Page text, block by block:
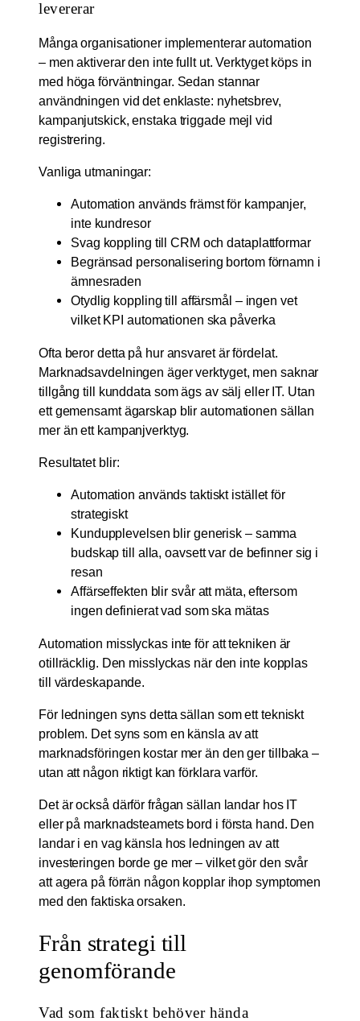
levererar
Många organisationer implementerar automation
– men aktiverar den inte fullt ut. Verktyget köps in
med höga förväntningar. Sedan stannar
användningen vid det enklaste: nyhetsbrev,
kampanjutskick, enstaka triggade mejl vid
registrering.
Vanliga utmaningar:
Automation används främst för kampanjer,
inte kundresor
Svag koppling till CRM och dataplattformar
Begränsad personalisering bortom förnamn i
ämnesraden
Otydlig koppling till affärsmål – ingen vet
vilket KPI automationen ska påverka
Ofta beror detta på hur ansvaret är fördelat.
Marknadsavdelningen äger verktyget, men saknar
tillgång till kunddata som ägs av sälj eller IT. Utan
ett gemensamt ägarskap blir automationen sällan
mer än ett kampanjverktyg.
Resultatet blir:
Automation används taktiskt istället för
strategiskt
Kundupplevelsen blir generisk – samma
budskap till alla, oavsett var de befinner sig i
resan
Affärseffekten blir svår att mäta, eftersom
ingen definierat vad som ska mätas
Automation misslyckas inte för att tekniken är
otillräcklig. Den misslyckas när den inte kopplas
till värdeskapande.
För ledningen syns detta sällan som ett tekniskt
problem. Det syns som en känsla av att
marknadsföringen kostar mer än den ger tillbaka –
utan att någon riktigt kan förklara varför.
Det är också därför frågan sällan landar hos IT
eller på marknadsteamets bord i första hand. Den
landar i en vag känsla hos ledningen av att
investeringen borde ge mer – vilket gör den svår
att agera på förrän någon kopplar ihop symptomen
med den faktiska orsaken.
Från strategi till
genomförande
Vad som faktiskt behöver hända